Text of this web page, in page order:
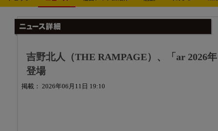
吉野北人（THE RAMPAGE）、「ar 2026
登場
掲載： 2026年06月11日 19:10